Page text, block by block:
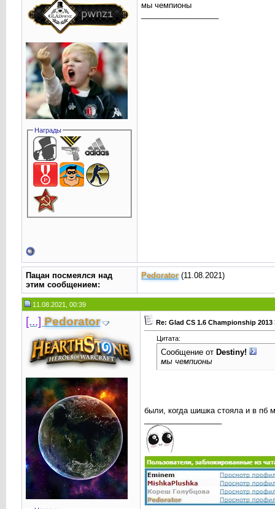
Награды
мы чемпионы
Пацан посмеялся над
этим сообщением:
Реdorator(11.08.2021)
11.08.2021, 00:39
[...] Реdorator Re: Glad CS 1.6 Championship 2013
Цитата:
Сообщение от Destiny!
мы чемпионы
были, когда шишка стояла и в пб